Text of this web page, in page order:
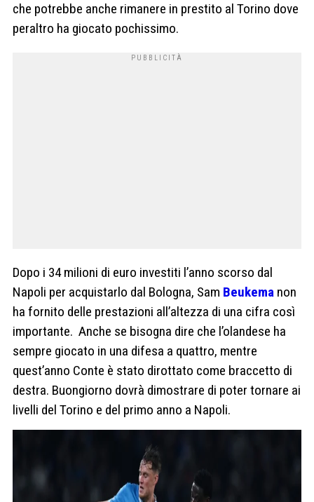
che potrebbe anche rimanere in prestito al Torino dove
peraltro ha giocato pochissimo.
Dopo i 34 milioni di euro investiti l’anno scorso dal
Napoli per acquistarlo dal Bologna, Sam Beukema non
ha fornito delle prestazioni all’altezza di una cifra così
importante. Anche se bisogna dire che l’olandese ha
sempre giocato in una difesa a quattro, mentre
quest’anno Conte è stato dirottato come braccetto di
destra. Buongiorno dovrà dimostrare di poter tornare ai
livelli del Torino e del primo anno a Napoli.